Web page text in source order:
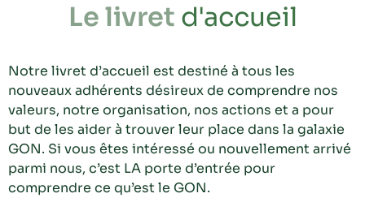
Le livret d'accueil
Notre livret d’accueil est destiné à tous les
nouveaux adhérents désireux de comprendre nos
valeurs, notre organisation, nos actions et a pour
but de les aider à trouver leur place dans la galaxie
GON. Si vous êtes intéressé ou nouvellement arrivé
parmi nous, c’est LA porte d’entrée pour
comprendre ce qu’est le GON.